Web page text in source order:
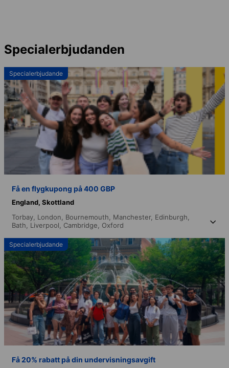
Specialerbjudanden
Specialerbjudande
Få en flygkupong på 400 GBP
England, Skottland
Torbay, London, Bournemouth, Manchester, Edinburgh,
Bath, Liverpool, Cambridge, Oxford
Specialerbjudande
Få 20% rabatt på din undervisningsavgift